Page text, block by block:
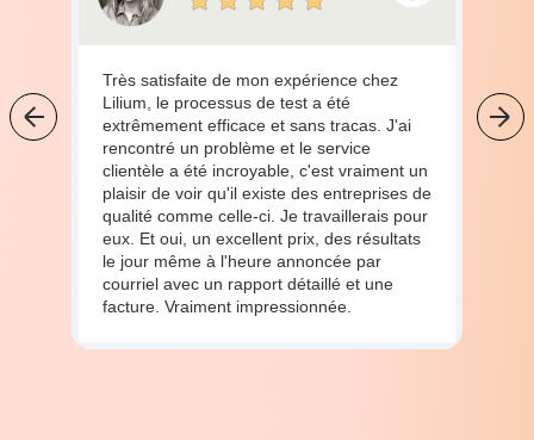
Très satisfaite de mon expérience chez
Lilium, le processus de test a été
extrêmement efficace et sans tracas. J'ai
rencontré un problème et le service
clientèle a été incroyable, c'est vraiment un
plaisir de voir qu'il existe des entreprises de
qualité comme celle-ci. Je travaillerais pour
eux. Et oui, un excellent prix, des résultats
le jour même à l'heure annoncée par
courriel avec un rapport détaillé et une
facture. Vraiment impressionnée.